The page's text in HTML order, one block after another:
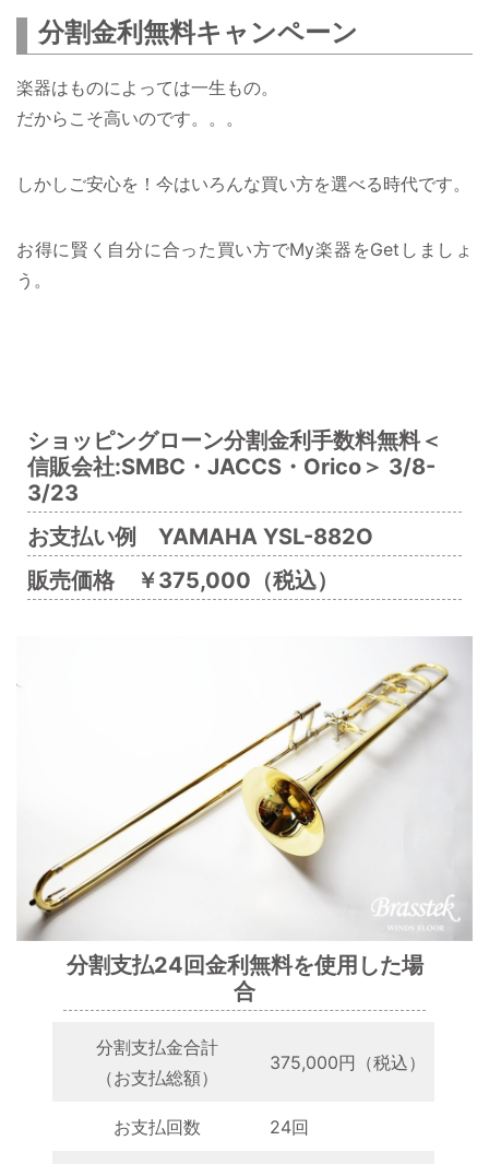
分割金利無料キャンペーン
楽器はものによっては一生もの。
だからこそ高いのです。。。
しかしご安心を！今はいろんな買い方を選べる時代です。
お得に賢く自分に合った買い方でMy楽器をGetしましょ
う。
ショッピングローン分割金利手数料無料＜
信販会社:SMBC・JACCS・Orico＞ 3/8-
3/23
お支払い例 YAMAHA YSL-882O
販売価格 ￥375,000（税込）
分割支払24回金利無料を使用した場
合
分割支払金合計
（お支払総額）
375,000円（税込）
お支払回数 24回